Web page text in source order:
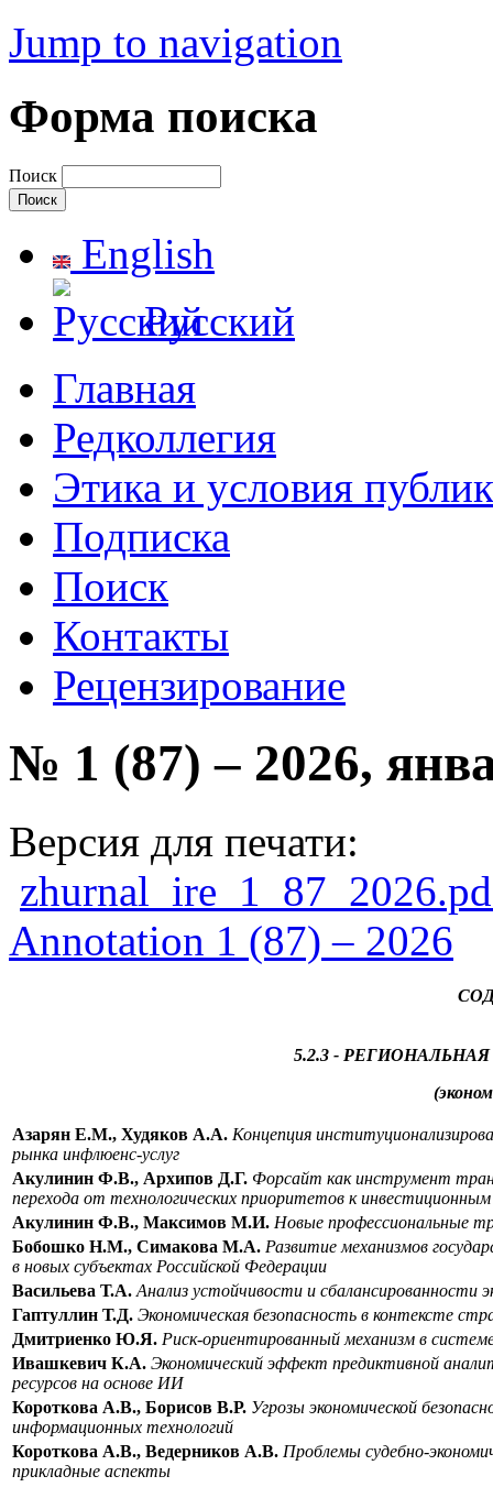
Jump to navigation
Форма поиска
Поиск
English
Русский
Главная
Редколлегия
Этика и условия
Подписка
Поиск
Контакты
Рецензирование
№ 1 (87) – 2026,
Версия для печати:
Annotation 1 (87) – 2026
5.2.3 -
Азарян Е.М., Худяков А.А. Концепция
рынка инфлюенс-услуг
Акулинин Ф.В., Архипов Д.Г. Форсайт как инструмент
перехода от технологических приоритетов к
Акулинин Ф.В., Максимов М.И. Новые профессиональные
Бобошко Н.М., Симакова М.А. Развитие механизмов
в новых субъектах Российской Федерации
Васильева Т.А. Анализ устойчивости и сбалансированности
Гаптуллин Т.Д. Экономическая безопасность в контексте
Дмитриенко Ю.Я. Риск-ориентированный механизм в
Ивашкевич К.А. Экономический эффект предиктивной
ресурсов на основе ИИ
Короткова А.В., Борисов В.Р. Угрозы экономической
информационных технологий
Короткова А.В., Ведерников А.В. Проблемы судебно-
прикладные аспекты